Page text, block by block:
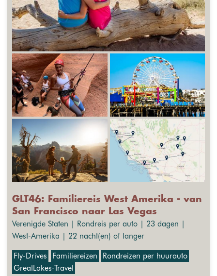
GLT46: Familiereis West Amerika - van
San Francisco naar Las Vegas
Verenigde Staten | Rondreis per auto | 23 dagen |
West-Amerika | 22 nacht(en) of langer
Fly-Drives Familiereizen
Rondreizen per huurauto
GreatLakes-Travel